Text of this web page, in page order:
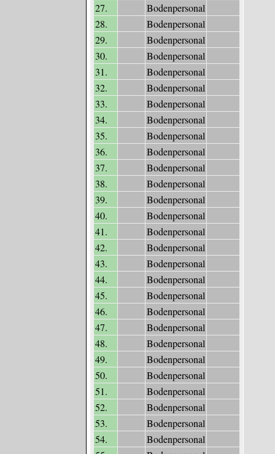
27.
Bodenpersonal
28.
Bodenpersonal
29.
Bodenpersonal
30.
Bodenpersonal
31.
Bodenpersonal
32.
Bodenpersonal
33.
Bodenpersonal
34.
Bodenpersonal
35.
Bodenpersonal
36.
Bodenpersonal
37.
Bodenpersonal
38.
Bodenpersonal
39.
Bodenpersonal
40.
Bodenpersonal
41.
Bodenpersonal
42.
Bodenpersonal
43.
Bodenpersonal
44.
Bodenpersonal
45.
Bodenpersonal
46.
Bodenpersonal
47.
Bodenpersonal
48.
Bodenpersonal
49.
Bodenpersonal
50.
Bodenpersonal
51.
Bodenpersonal
52.
Bodenpersonal
53.
Bodenpersonal
54.
Bodenpersonal